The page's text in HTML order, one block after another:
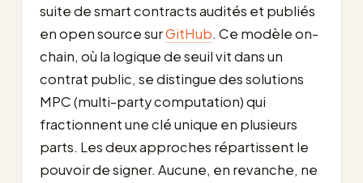
suite de smart contracts audités et publiés
en open source surGitHub. Ce modèle on-
chain, où la logique de seuil vit dans un
contrat public, se distingue des solutions
MPC (multi-party computation) qui
fractionnent une clé unique en plusieurs
parts. Les deux approches répartissent le
pouvoir de signer. Aucune, en revanche, ne